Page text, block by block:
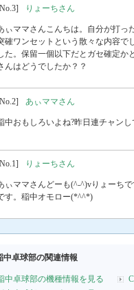
りょーちさん
ぃママさんこんちは。自分が打っ
確ワンセットという散々な内容で
た。保留一個以下だとガセ確定
んはどうでしたか？？
あぃママさん
中おもしろいよね?昨日連チャンし
りょーちさん
ぃママさんどーも(^-^)vりょーち
す。稲中オモロー(*^^*)
中卓球部の関連情報
中卓球部の機種情報を見る